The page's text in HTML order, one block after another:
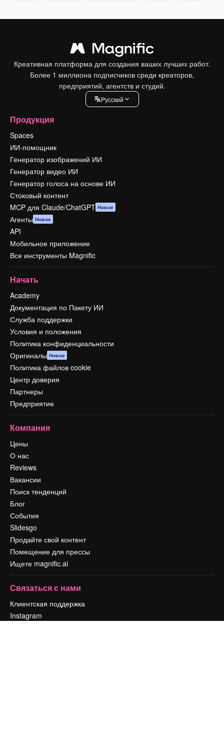
Креативная платформа для создания ваших лучших работ.
Более 1 миллиона подписчиков среди креаторов,
предприятий, агентств и студий.
Pусский
Продукция
Spaces
ИИ-помощник
Генератор изображений ИИ
Генератор видео ИИ
Генератор голоса на основе ИИ
Стоковый контент
MCP для Claude/ChatGPT Новое
Агенты Новое
API
Мобильное приложение
Все инструменты Magnific
Начать
Academy
Документация по Пакету ИИ
Служба поддержки
Условия и положения
Политика конфиденциальности
Оригиналы Новое
Политика файлов cookie
Центр доверия
Партнеры
Предприятие
Компания
Цены
О нас
Reviews
Вакансии
Поиск тенденций
Блог
События
Slidesgo
Продайте свой контент
Помещение для прессы
Ищете magnific.ai
Связаться с нами
Клиентская поддержка
Instagram